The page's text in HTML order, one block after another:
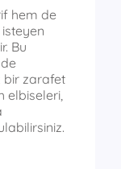
hem de
Bu
bir zarafet
elbiseleri,